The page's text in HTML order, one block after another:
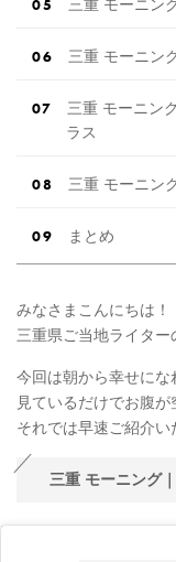
三重 モーニン
三重 モーニン
三重 モーニン
ラス
三重 モーニン
まとめ
みなさまこんにちは！
三重県ご当地ライター
今回は朝から幸せにな
見ているだけでお腹が
それでは早速ご紹介い
三重 モーニング